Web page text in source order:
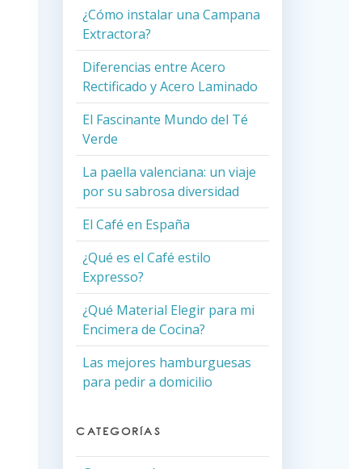
¿Cómo instalar una Campana
Extractora?
Diferencias entre Acero
Rectificado y Acero Laminado
El Fascinante Mundo del Té
Verde
La paella valenciana: un viaje
por su sabrosa diversidad
El Café en España
¿Qué es el Café estilo
Expresso?
¿Qué Material Elegir para mi
Encimera de Cocina?
Las mejores hamburguesas
para pedir a domicilio
CATEGORÍAS